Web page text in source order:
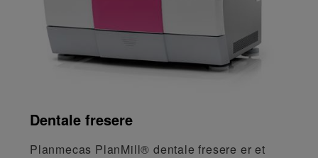
Dentale fresere
Planmecas PlanMill® dentale fresere er et